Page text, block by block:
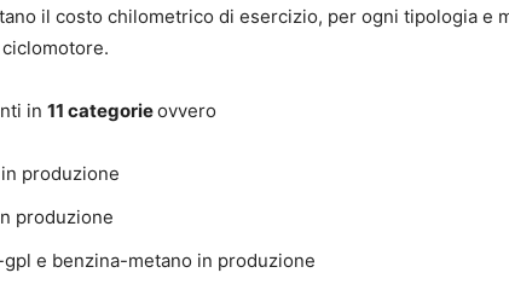
il costo chilometrico di esercizio, per ogni tipologia e
in 11 categorieovvero
produzione
produzione
e benzina-metano in produzione